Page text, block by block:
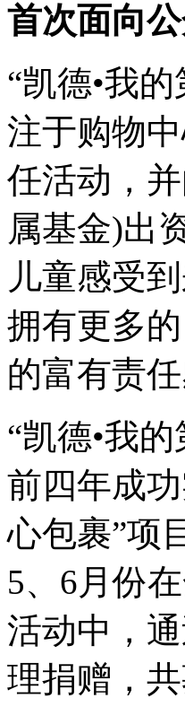
首次面向
“凯德•我
注于购物
任活动，
属基金)出
儿童感受
拥有更多
的富有责
“凯德•我
前四年成
心包裹”项
5、6月份
活动中，
理捐赠，